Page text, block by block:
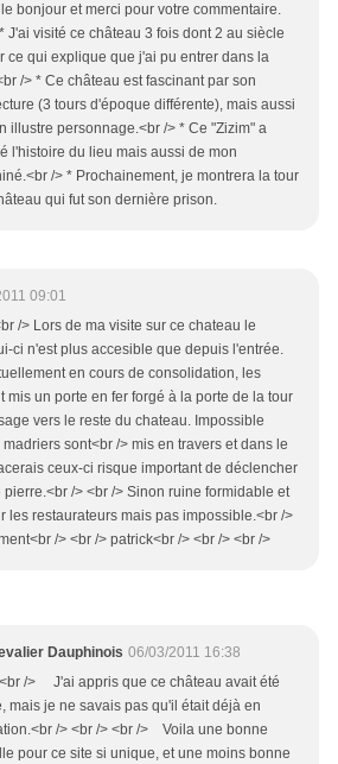
bonjour et merci pour votre commentaire.
J'ai visité ce château 3 fois dont 2 au siècle
ce qui explique que j'ai pu entrer dans la
/> * Ce château est fascinant par son
(3 tours d'époque différente), mais aussi
illustre personnage.<br /> * Ce "Zizim" a
l'histoire du lieu mais aussi de mon
/> * Prochainement, je montrera la tour
qui fut son dernière prison.
09:01
/> Lors de ma visite sur ce chateau le
ci n'est plus accesible que depuis l'entrée.
en cours de consolidation, les
mis un porte en fer forgé à la porte de la tour
vers le reste du chateau. Impossible
sont<br /> mis en travers et dans le
ceux-ci risque important de déclencher
pierre.<br /> <br /> Sinon ruine formidable et
les restaurateurs mais pas impossible.<br />
/> <br /> patrick<br /> <br /> <br />
Dauphinois 06/03/2011 16:38
/> J'ai appris que ce château avait été
mais je ne savais pas qu'il était déjà en
/> <br /> <br /> Voila une bonne
pour ce site si unique, et une moins bonne